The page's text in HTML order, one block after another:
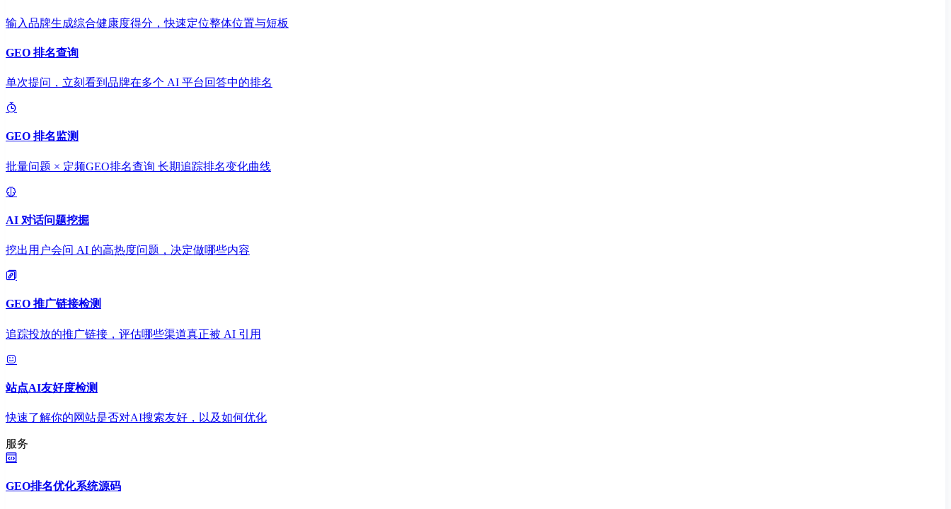
输入品牌生成综合健康度得分，快速定位整体位置与短板
GEO 排名查询
单次提问，立刻看到品牌在多个 AI 平台回答中的排名
GEO 排名监测
批量问题 × 定频GEO排名查询 长期追踪排名变化曲线
AI 对话问题挖掘
挖出用户会问 AI 的高热度问题，决定做哪些内容
GEO 推广链接检测
追踪投放的推广链接，评估哪些渠道真正被 AI 引用
站点AI友好度检测
快速了解你的网站是否对AI搜索友好，以及如何优化
服务
GEO排名优化系统源码